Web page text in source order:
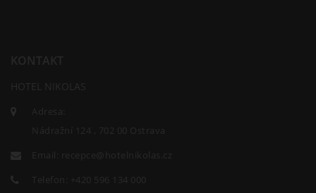
HOTEL NIKOLAS
Adresa:
Nádražní 124 , 702 00 Ostrava
Email:
recepce@hotelnikolas.cz
Telefon:
+420 596 134 000